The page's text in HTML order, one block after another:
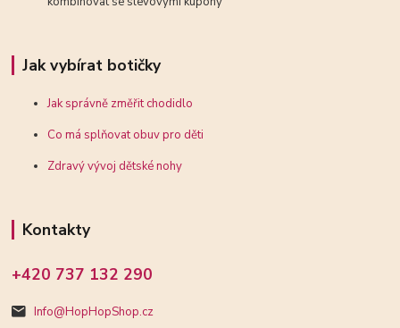
Jak vybírat botičky
Jak správně změřit chodidlo
Co má splňovat obuv pro děti
Zdravý vývoj dětské nohy
Kontakty
+420 737 132 290
Info@HopHopShop.cz